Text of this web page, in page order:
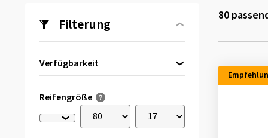
Filterung
Verfügbarkeit
Reifengröße
80